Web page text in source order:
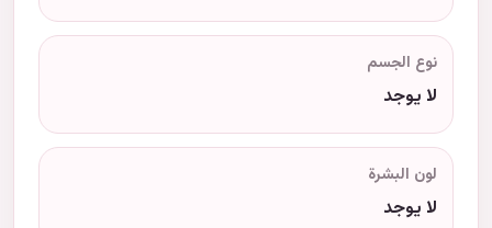
نوع الجسم
لا يوجد
لون البشرة
لا يوجد